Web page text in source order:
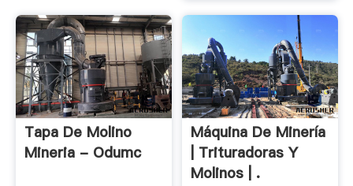
Tapa De Molino
Mineria - Odumc
Máquina De Minería
| Trituradoras Y
Molinos | .